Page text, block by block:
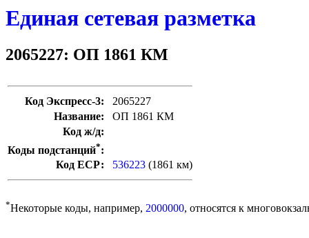
Единая сетевая разметка
2065227: ОП 1861 КМ
Код Экспресс-3:
2065227
Название:
ОП 1861 КМ
Код ж/д:
Коды подстанций*:
Код ЕСР:
536223 (1861 км)
*Некоторые коды, например, 2000000, относятся к